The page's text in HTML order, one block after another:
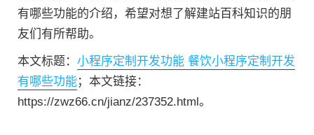
有哪些功能的介绍，希望对想了解建站百科知识的朋
友们有所帮助。
本文标题： 小程序定制开发功能 餐饮小程序定制开发
有哪些功能；本文链接：
https://zwz66.cn/jianz/237352.html。